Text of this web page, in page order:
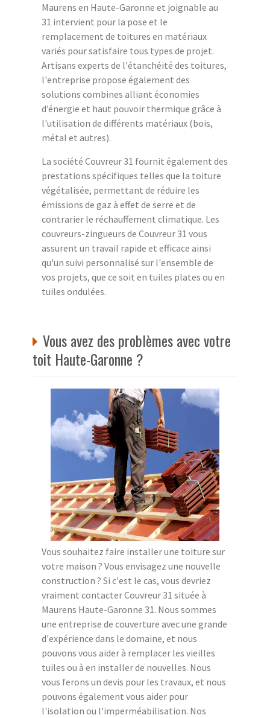
Maurens en Haute-Garonne et joignable au
31 intervient pour la pose et le
remplacement de toitures en matériaux
variés pour satisfaire tous types de projet.
Artisans experts de l'étanchéité des toitures,
l'entreprise propose également des
solutions combines alliant économies
d’énergie et haut pouvoir thermique grâce à
l'utilisation de différents matériaux (bois,
métal et autres).
La société Couvreur 31 fournit également des
prestations spécifiques telles que la toiture
végétalisée, permettant de réduire les
émissions de gaz à effet de serre et de
contrarier le réchauffement climatique. Les
couvreurs-zingueurs de Couvreur 31 vous
assurent un travail rapide et efficace ainsi
qu'un suivi personnalisé sur l'ensemble de
vos projets, que ce soit en tuiles plates ou en
tuiles ondulées.
Vous avez des problèmes avec votre
toit Haute-Garonne ?
Vous souhaitez faire installer une toiture sur
votre maison ? Vous envisagez une nouvelle
construction ? Si c'est le cas, vous devriez
vraiment contacter Couvreur 31 située à
Maurens Haute-Garonne 31. Nous sommes
une entreprise de couverture avec une grande
d'expérience dans le domaine, et nous
pouvons vous aider à remplacer les vieilles
tuiles ou à en installer de nouvelles. Nous
vous ferons un devis pour les travaux, et nous
pouvons également vous aider pour
l'isolation ou l'imperméabilisation. Nos